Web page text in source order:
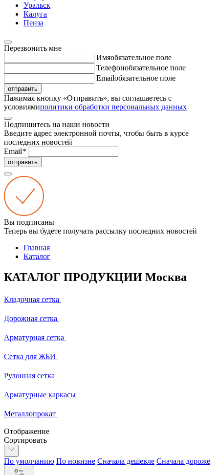
Уральск
Калуга
Пенза
Перезвонить мне
Имяобязательное поле
Телефонобязательное поле
Emailобязательное поле
отправить
Нажимая кнопку «Отправить», вы соглашаетесь с
условиямиполитики обработки персональных данных
Подпишитесь на наши новости
Введите адрес электронной почты, чтобы быть в курсе
последних новостей
Email*
отправить
Вы подписаны
Теперь вы будете получать рассылку последних новостей
Главная
Каталог
КАТАЛОГ ПРОДУКЦИИ Москва
Кладочная сетка
Дорожная сетка
Арматурная сетка
Сетка для ЖБИ
Рулонная сетка
Арматурные каркасы
Металлопрокат
Отображение
Сортировать
По умолчанию По новизне Сначала дешевле Сначала дороже